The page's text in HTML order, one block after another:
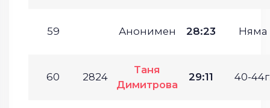
59 Анонимен 28:23 Няма
60 2824
Таня
Димитрова
29:11 40-